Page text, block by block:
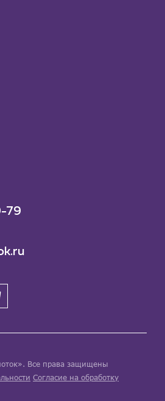
79
Все права защищены
Согласие на обработку